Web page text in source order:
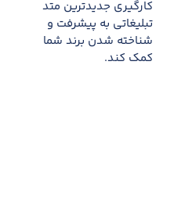
کارگیری جدیدترین متد
تبلیغاتی به پیشرفت و
شناخته شدن برند شما
کمک کند.